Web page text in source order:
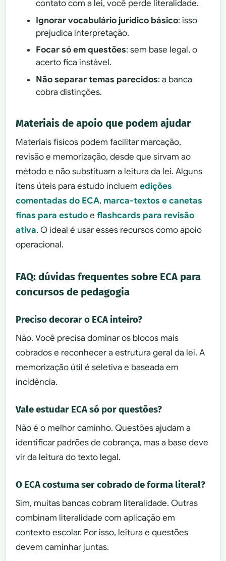
contato com a lei, você perde literalidade.
Ignorar vocabulário jurídico básico: isso
prejudica interpretação.
Focar só em questões: sem base legal, o
acerto fica instável.
Não separar temas parecidos: a banca
cobra distinções.
Materiais de apoio que podem ajudar
Materiais físicos podem facilitar marcação,
revisão e memorização, desde que sirvam ao
método e não substituam a leitura da lei. Alguns
itens úteis para estudo incluemedições
comentadas do ECA, marca-textos e canetas
finas para estudoeflashcards para revisão
ativa. O ideal é usar esses recursos como apoio
operacional.
FAQ: dúvidas frequentes sobre ECA para
concursos de pedagogia
Preciso decorar o ECA inteiro?
Não. Você precisa dominar os blocos mais
cobrados e reconhecer a estrutura geral da lei. A
memorização útil é seletiva e baseada em
incidência.
Vale estudar ECA só por questões?
Não é o melhor caminho. Questões ajudam a
identificar padrões de cobrança, mas a base deve
vir da leitura do texto legal.
O ECA costuma ser cobrado de forma literal?
Sim, muitas bancas cobram literalidade. Outras
combinam literalidade com aplicação em
contexto escolar. Por isso, leitura e questões
devem caminhar juntas.